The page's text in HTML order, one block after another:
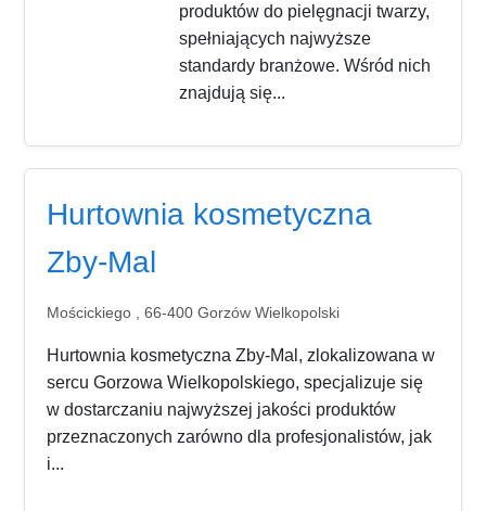
produktów do pielęgnacji twarzy,
spełniających najwyższe
standardy branżowe. Wśród nich
znajdują się...
Hurtownia kosmetyczna
Zby-Mal
Mościckiego , 66-400 Gorzów Wielkopolski
Hurtownia kosmetyczna Zby-Mal, zlokalizowana w
sercu Gorzowa Wielkopolskiego, specjalizuje się
w dostarczaniu najwyższej jakości produktów
przeznaczonych zarówno dla profesjonalistów, jak
i...